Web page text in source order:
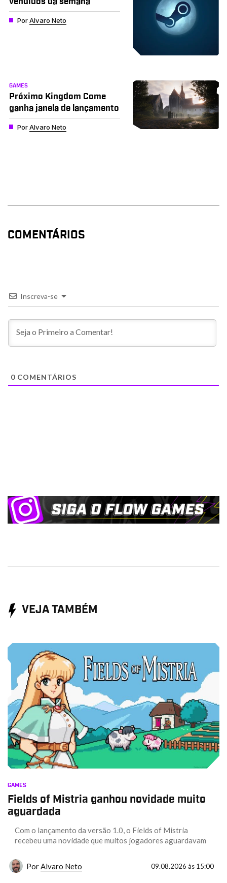
PorAlvaro Neto
GAMES
Próximo Kingdom Come
ganha janela de lançamento
PorAlvaro Neto
COMENTÁRIOS
Inscreva-se
0 COMENTÁRIOS
VEJA TAMBÉM
GAMES
Fields of Mistria ganhou novidade muito
aguardada
Com o lançamento da versão 1.0, o Fields of Mistria
recebeu uma novidade que muitos jogadores aguardavam
PorAlvaro Neto 09.08.2026 às 15:00